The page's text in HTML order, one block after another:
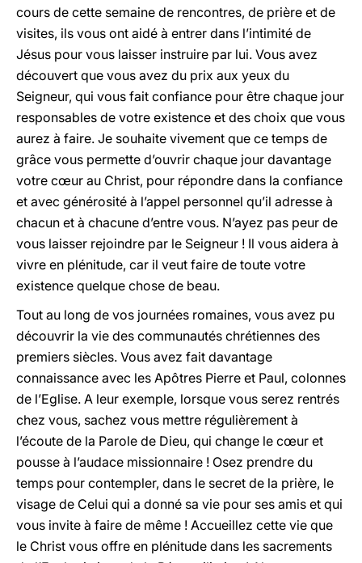
cours de cette semaine de rencontres, de prière et de
visites, ils vous ont aidé à entrer dans l’intimité de
Jésus pour vous laisser instruire par lui. Vous avez
découvert que vous avez du prix aux yeux du
Seigneur, qui vous fait confiance pour être chaque jour
responsables de votre existence et des choix que vous
aurez à faire. Je souhaite vivement que ce temps de
grâce vous permette d’ouvrir chaque jour davantage
votre cœur au Christ, pour répondre dans la confiance
et avec générosité à l’appel personnel qu’il adresse à
chacun et à chacune d’entre vous. N’ayez pas peur de
vous laisser rejoindre par le Seigneur ! Il vous aidera à
vivre en plénitude, car il veut faire de toute votre
existence quelque chose de beau.
Tout au long de vos journées romaines, vous avez pu
découvrir la vie des communautés chrétiennes des
premiers siècles. Vous avez fait davantage
connaissance avec les Apôtres Pierre et Paul, colonnes
de l’Eglise. A leur exemple, lorsque vous serez rentrés
chez vous, sachez vous mettre régulièrement à
l’écoute de la Parole de Dieu, qui change le cœur et
pousse à l’audace missionnaire ! Osez prendre du
temps pour contempler, dans le secret de la prière, le
visage de Celui qui a donné sa vie pour ses amis et qui
vous invite à faire de même ! Accueillez cette vie que
le Christ vous offre en plénitude dans les sacrements